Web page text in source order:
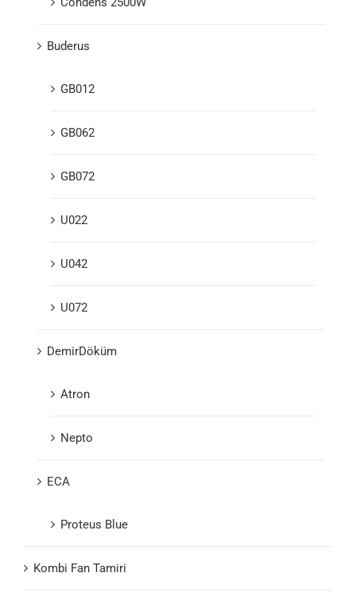
Buderus
GB012
GB062
GB072
U022
U042
U072
DemirDöküm
Atron
Nepto
ECA
Proteus Blue
Kombi Fan Tamiri